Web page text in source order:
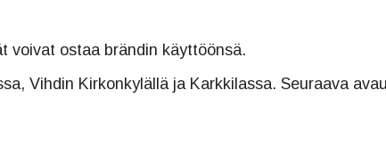
voivat ostaa brändin käyttöönsä.
Vihdin Kirkonkylällä ja Karkkilassa. Seuraava